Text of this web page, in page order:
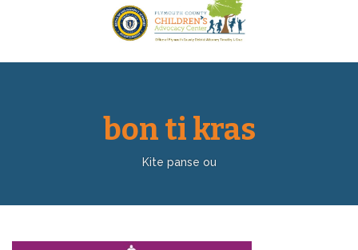
bon ti kras
Kite panse ou